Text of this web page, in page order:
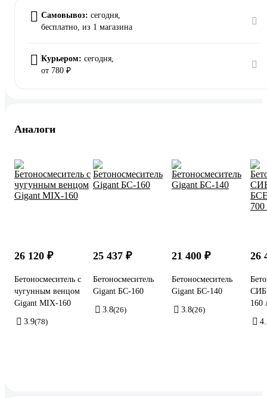
Самовывоз: сегодня,
бесплатно, из 1 магазина
Курьером: сегодня,
от 780 ₽
Аналоги
26 120 ₽
Бетоносмеситель с
чугунным венцом
Gigant MIX-160
3.9(78)
25 437 ₽
Бетоносмеситель
Gigant БС-160
3.8(26)
21 400 ₽
Бетоносмеситель
Gigant БС-140
3.8(26)
26
160